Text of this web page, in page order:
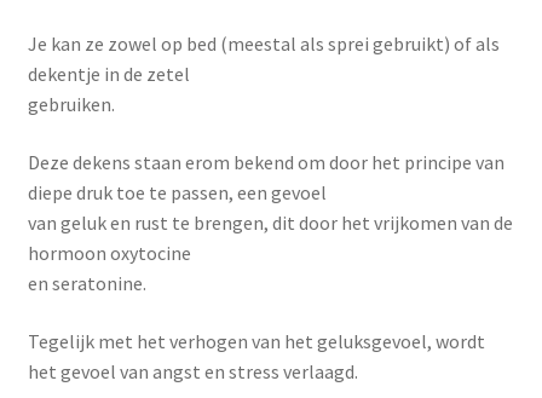
Je kan ze zowel op bed (meestal als sprei gebruikt) of als
dekentje in de zetel
gebruiken.
Deze dekens staan erom bekend om door het principe van
diepe druk toe te passen, een gevoel
van geluk en rust te brengen, dit door het vrijkomen van de
hormoon oxytocine
en seratonine.
Tegelijk met het verhogen van het geluksgevoel, wordt
het gevoel van angst en stress verlaagd.